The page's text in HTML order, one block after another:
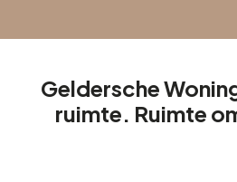
Geldersche
ruimte. Ruimte